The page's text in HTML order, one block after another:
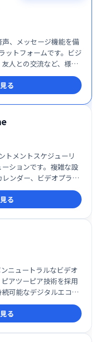
、メッセージ機能を備
ットフォームです。ビジ
人との交流など、様々
プルで高機能なインタ
ュニケーションを実
間と簡単に繋がること
ら利用でき、ビジネス
力です。
る
メントスケジューリ
ションです。複雑な設
ンダー、ビデオプラッ
。スムーズな予約管理
ングを実現します。業
使いやすいシステムで
る
ニュートラルなビデオ
アツーピア技術を採用
可能なデジタルエコシ
ビデオ会議システムと
限に抑えながら、高品
します。一度の会話で
リューションです。
る